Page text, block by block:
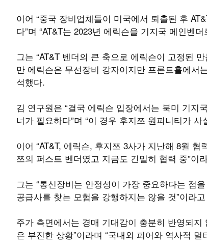
이어 “중국 장비업체들이 미국에서 퇴출된 후
다”며 “AT&T는 2023년 에릭슨을 기지국 메인벤
그는 “AT&T 벤더의 큰 축으로 에릭슨이 고정된
만 에릭슨은 무선장비 강자이지만 프론트홀에서
석했다.
김 연구원은 “결국 에릭슨 입장에서는 북미 기
너가 필요하다”며 “이 경우 후지쯔 원피니티가
이어 “AT&T, 에릭슨, 후지쯔 3사가 지난해 8월
쯔의 퍼스트 벤더였고 지금도 긴밀히 협력 중”이
그는 “통신장비는 안정성이 가장 중요하다는 점
공급사를 찾는 모험을 강행하지는 않을 것”이라
주가 측면에서는 경매 기대감이 충분히 반영되
은 부진한 상황”이라며 “국내외 피어와 역사적